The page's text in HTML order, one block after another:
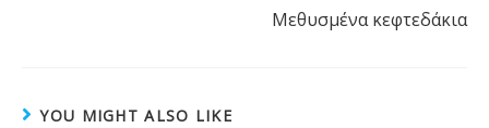
Μεθυσμένα κεφτεδάκια
YOU MIGHT ALSO LIKE